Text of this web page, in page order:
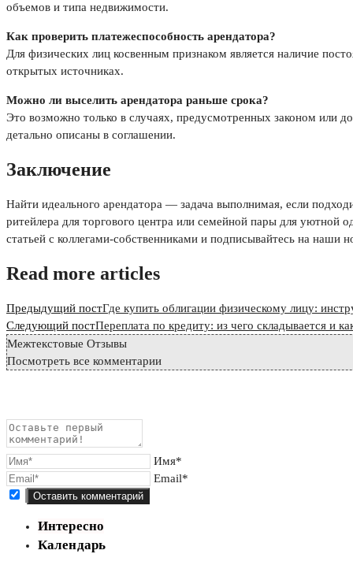
объемов и типа недвижимости.
Как проверить платежеспособность арендатора?
Для физических лиц косвенным признаком является наличие
открытых источниках.
Можно ли выселить арендатора раньше срока?
Это возможно только в случаях, предусмотренных законом или
детально описаны в соглашении.
Заключение
Найти идеального арендатора — задача выполнимая, если
ритейлера для торгового центра или семейной пары для
статьей с коллегами-собственниками и подписывайтесь на
Read more articles
Предыдущий постГде купить облигации физическому лицу:
Следующий постПереплата по кредиту: из чего складывается и
Межтекстовые Отзывы
Посмотреть все комментарии
Имя*
Email*
Интересно
Календарь